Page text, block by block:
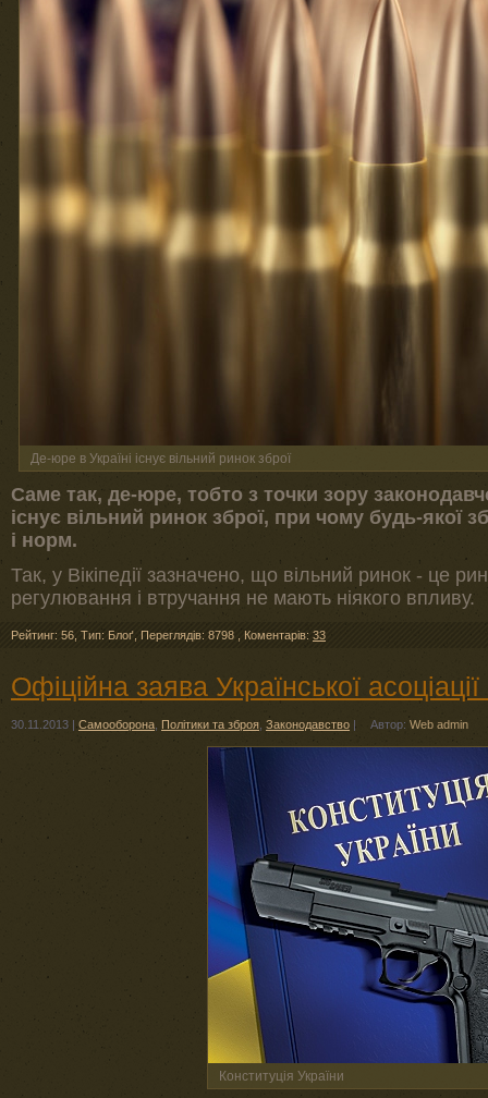
Де-юре в Україні існує вільний ринок зброї
Саме так, де-юре, тобто з точки зору
існує вільний ринок зброї, при чому будь-якої
і норм.
Так, у Вікіпедії зазначено, що вільний ринок - це
регулювання і втручання не мають ніякого впливу.
Рейтинг: 56 Тип: Блоґ Переглядів: 8798 Коментарів: 33
Офіційна заява Української
30.11.2013 |Самооборона Політики та зброя Законодавство | Автор: Web admin
Конституція України